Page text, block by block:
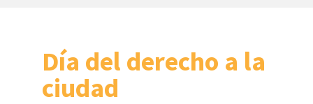
Día del derecho a la
ciudad